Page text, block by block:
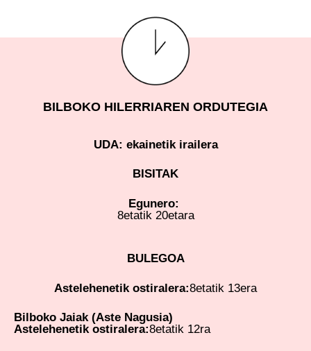
BILBOKO HILERRIAREN ORDUTEGIA
UDA: ekainetik irailera
BISITAK
Egunero:
8etatik 20etara
BULEGOA
Astelehenetik ostiralera:8etatik 13era
Bilboko Jaiak (Aste Nagusia)
Astelehenetik ostiralera:8etatik 12ra